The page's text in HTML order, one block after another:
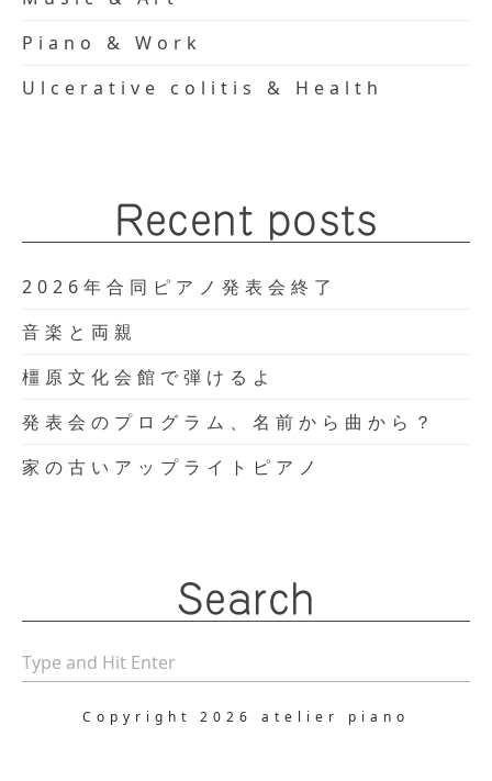
Piano & Work
Ulcerative colitis & Health
Recent posts
2026年合同ピアノ発表会終了
音楽と両親
橿原文化会館で弾けるよ
発表会のプログラム、名前から曲から？
家の古いアップライトピアノ
Search
Copyright 2026 atelier piano